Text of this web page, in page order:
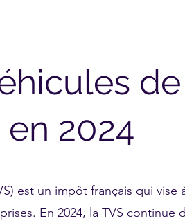
en 2024
est un impôt français qui
En 2024, la TVS continue